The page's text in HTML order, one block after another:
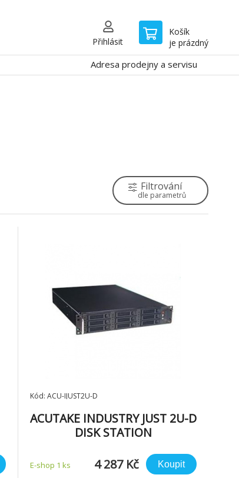
Přihlásit
Košík
je prázdný
Adresa prodejny a servisu
Filtrování
dle parametrů
Kód: ACU-IJUST2U-D
ACUTAKE INDUSTRY JUST 2U-D
DISK STATION
E-shop 1 ks 4 287 Kč Koupit